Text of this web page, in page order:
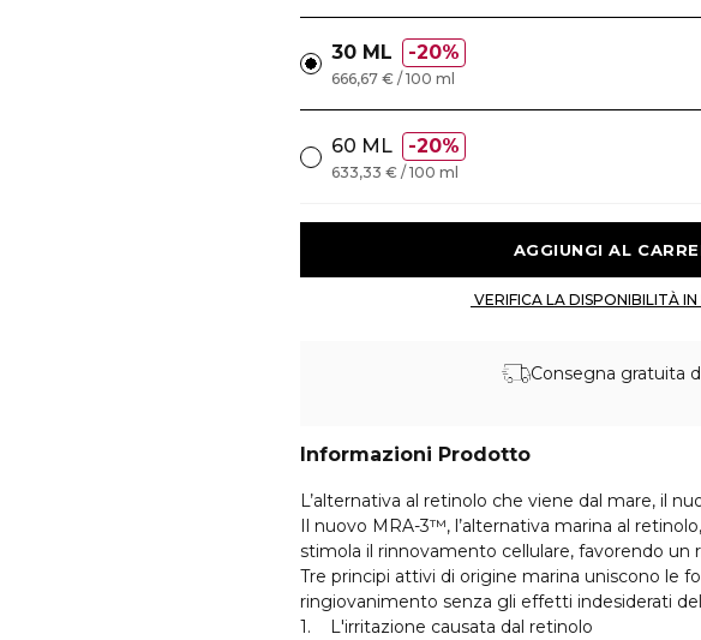
30 ML 20%
666,67 € / 100 ml
60 ML 20%
633,33 € / 100 ml
Consegna gratuita
Informazioni Prodotto
L’alternativa al retinolo che viene dal mare, il
Il nuovo MRA-3™, l’alternativa marina al
stimola il rinnovamento cellulare, favorendo un
Tre principi attivi di origine marina uniscono le
ringiovanimento senza gli effetti indesiderati
1. L'irritazione causata dal retinolo